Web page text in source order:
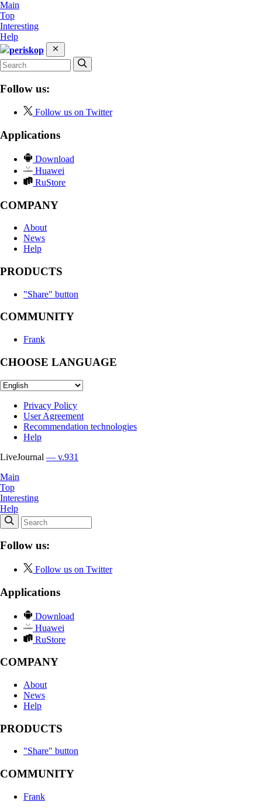
Main
Top
Interesting
Help
periskop
Follow us:
Follow us on Twitter
Applications
Download
Huawei
RuStore
COMPANY
About
News
Help
PRODUCTS
"Share" button
COMMUNITY
Frank
CHOOSE LANGUAGE
Privacy Policy
User Agreement
Recommendation technologies
Help
LiveJournal — v.931
Main
Top
Interesting
Help
Follow us:
Follow us on Twitter
Applications
Download
Huawei
RuStore
COMPANY
About
News
Help
PRODUCTS
"Share" button
COMMUNITY
Frank